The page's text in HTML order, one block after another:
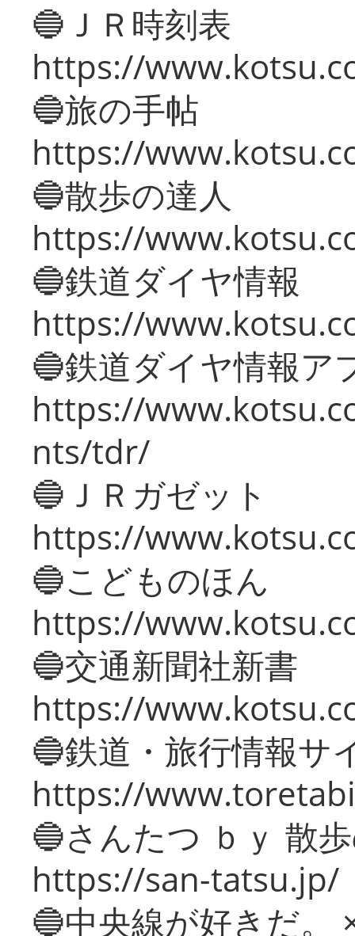
🔵ＪＲ時刻表
https://
🔵旅の手帖
https://
🔵散歩の達人
https://
🔵鉄道ダイヤ情報
https://
🔵鉄道ダイヤ情報ア
https://
nts/tdr/
🔵ＪＲガゼット
https://
🔵こどものほん
https://
🔵交通新聞社新書
https://
🔵鉄道・旅行情報サ
https://
🔵さんたつ ｂｙ 散
https://san-tatsu.jp/
🔵中央線が好きだ。